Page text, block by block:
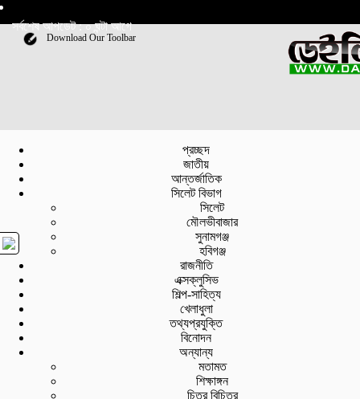
সর্বশেষ আপডেট : ০ ঘন্টা আগে
Download Our Toolbar
প্রচ্ছদ
জাতীয়
আন্তর্জাতিক
সিলেট বিভাগ
সিলেট
মৌলভীবাজার
সুনামগঞ্জ
হবিগঞ্জ
রাজনীতি
এক্সক্লুসিভ
শিল্প-সাহিত্য
খেলাধুলা
তথ্যপ্রযুক্তি
বিনোদন
অন্যান্য
মতামত
শিক্ষাঙ্গন
চিত্র বিচিত্র